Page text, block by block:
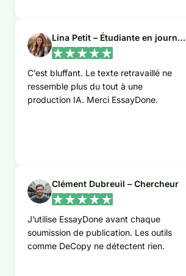
Lina Petit – Étudiante en journalisme
C’est bluffant. Le texte retravaillé ne
ressemble plus du tout à une
production IA. Merci EssayDone.
Clément Dubreuil – Chercheur
J’utilise EssayDone avant chaque
soumission de publication. Les outils
comme DeCopy ne détectent rien.